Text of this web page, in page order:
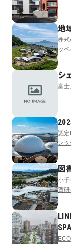
地
株式
ッ
シ
富士
認定
ンタ
図
小千
賀研